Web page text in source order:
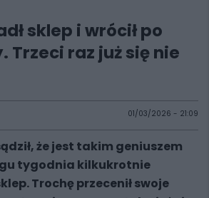
sklep i wrócił po
Trzeci raz już się nie
01/03/2026 - 21:09
że jest takim geniuszem
tygodnia kilkukrotnie
Trochę przecenił swoje